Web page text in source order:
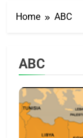
Home ABC
ABC